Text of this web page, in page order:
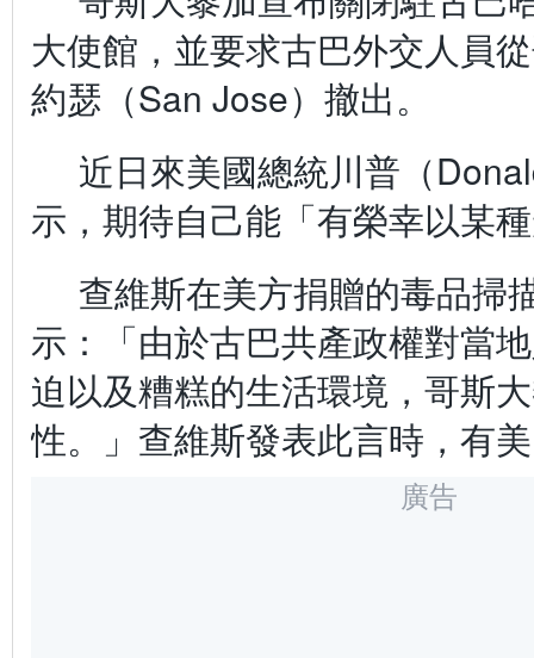
大使館，並要求古巴外交人員
約瑟（San Jose）撤出。
近日來美國總統川普（
示，期待自己能「有榮幸以某
查維斯在美方捐贈的毒品掃
示：「由於古巴共產政權對當
迫以及糟糕的生活環境，哥斯
性。」查維斯發表此言時，有
廣告